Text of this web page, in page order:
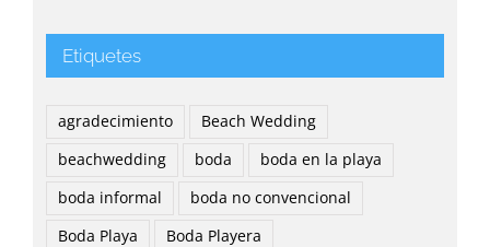
Etiquetes
agradecimiento
Beach Wedding
beachwedding
boda
boda en la playa
boda informal
boda no convencional
Boda Playa
Boda Playera